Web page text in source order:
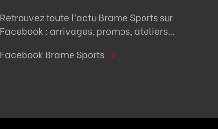
Retrouvez toute l’actu Brame Sports sur
Facebook : arrivages, promos, ateliers...
Facebook Brame Sports